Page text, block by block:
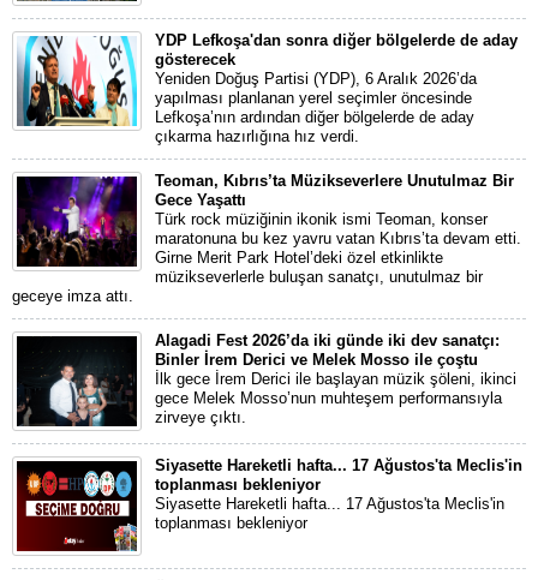
YDP Lefkoşa'dan sonra diğer bölgelerde de aday
gösterecek
Yeniden Doğuş Partisi (YDP), 6 Aralık 2026’da
yapılması planlanan yerel seçimler öncesinde
Lefkoşa’nın ardından diğer bölgelerde de aday
çıkarma hazırlığına hız verdi.
Teoman, Kıbrıs’ta Müzikseverlere Unutulmaz Bir
Gece Yaşattı
Türk rock müziğinin ikonik ismi Teoman, konser
maratonuna bu kez yavru vatan Kıbrıs’ta devam etti.
Girne Merit Park Hotel’deki özel etkinlikte
müzikseverlerle buluşan sanatçı, unutulmaz bir
geceye imza attı.
Alagadi Fest 2026’da iki günde iki dev sanatçı:
Binler İrem Derici ve Melek Mosso ile çoştu
İlk gece İrem Derici ile başlayan müzik şöleni, ikinci
gece Melek Mosso’nun muhteşem performansıyla
zirveye çıktı.
Siyasette Hareketli hafta... 17 Ağustos'ta Meclis'in
toplanması bekleniyor
Siyasette Hareketli hafta... 17 Ağustos'ta Meclis'in
toplanması bekleniyor